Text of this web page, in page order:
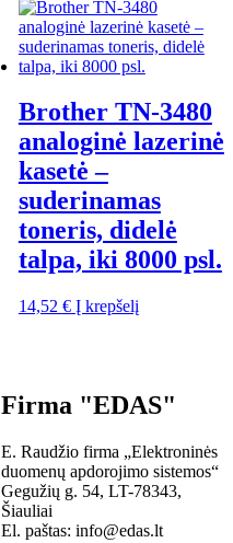
Brother TN-3480
analoginė lazerinė
kasetė –
suderinamas
toneris, didelė
talpa, iki 8000 psl.
14,52 € Į krepšelį
Firma "EDAS"
E. Raudžio firma „Elektroninės
duomenų apdorojimo sistemos“
Gegužių g. 54, LT-78343,
Šiauliai
El. paštas: info@edas.lt